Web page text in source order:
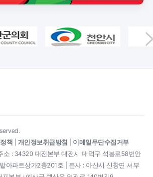
책 개인정보취급방침
이메일무단수집거부
소 : 34320 대전본부 대전시 대덕구 석봉로58번안
아파트상가2층201호 | 본사 : 아산시 신창면 서부